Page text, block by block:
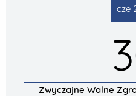
cze
Zwyczajne Walne